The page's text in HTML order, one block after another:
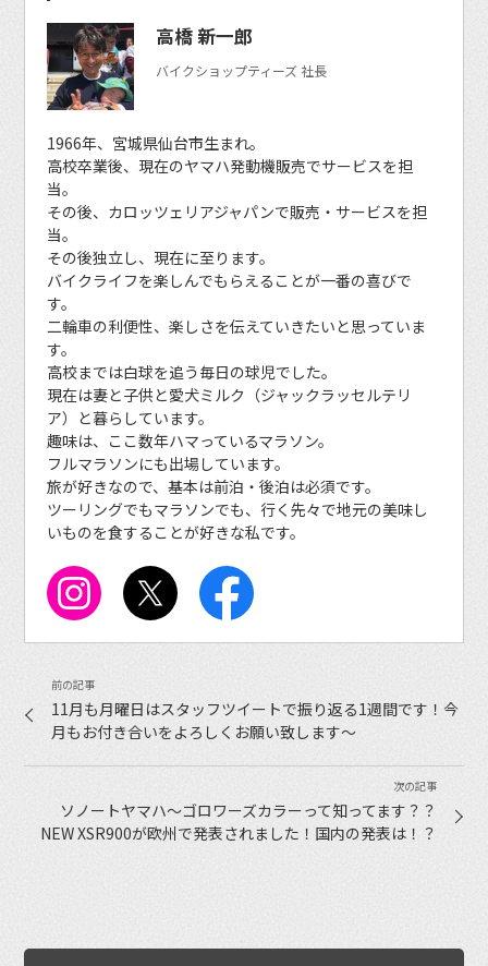
高橋 新一郎
バイクショップティーズ 社長
1966年、宮城県仙台市生まれ。
高校卒業後、現在のヤマハ発動機販売でサービスを担
当。
その後、カロッツェリアジャパンで販売・サービスを担
当。
その後独立し、現在に至ります。
バイクライフを楽しんでもらえることが一番の喜びで
す。
二輪車の利便性、楽しさを伝えていきたいと思っていま
す。
高校までは白球を追う毎日の球児でした。
現在は妻と子供と愛犬ミルク（ジャックラッセルテリ
ア）と暮らしています。
趣味は、ここ数年ハマっているマラソン。
フルマラソンにも出場しています。
旅が好きなので、基本は前泊・後泊は必須です。
ツーリングでもマラソンでも、行く先々で地元の美味し
いものを食することが好きな私です。
11月も月曜日はスタッフツイートで振り返る1週間です！今
月もお付き合いをよろしくお願い致します〜
ソノートヤマハ〜ゴロワーズカラーって知ってます？？
NEW XSR900が欧州で発表されました！国内の発表は！？